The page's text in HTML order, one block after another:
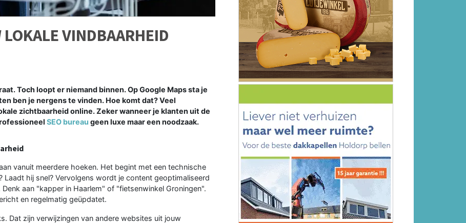
VINDBAARHEID
Toch loopt er niemand binnen. Op Google Maps sta je
ben je nergens te vinden. Hoe komt dat? Veel
zichtbaarheid online. Zeker wanneer je klanten uit de
SEO bureau geen luxe maar een noodzaak.
vanuit meerdere hoeken. Het begint met een technische
hij snel? Vervolgens wordt je content geoptimaliseerd
aan "kapper in Haarlem" of "fietsenwinkel Groningen".
en regelmatig geüpdatet.
Dat zijn verwijzingen van andere websites uit jouw